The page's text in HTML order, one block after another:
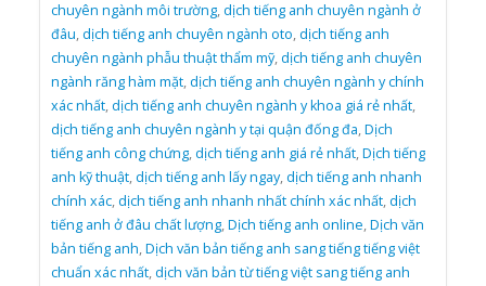
chuyên ngành môi trường,dịch tiếng anh chuyên ngành ở
đâu,dịch tiếng anh chuyên ngành oto,dịch tiếng anh
chuyên ngành phẫu thuật thẩm mỹ,dịch tiếng anh chuyên
ngành răng hàm mặt,dịch tiếng anh chuyên ngành y chính
xác nhất,dịch tiếng anh chuyên ngành y khoa giá rẻ nhất,
dịch tiếng anh chuyên ngành y tại quận đống đa,Dịch
tiếng anh công chứng,dịch tiếng anh giá rẻ nhất,Dịch tiếng
anh kỹ thuật,dịch tiếng anh lấy ngay,dịch tiếng anh nhanh
chính xác,dịch tiếng anh nhanh nhất chính xác nhất,dịch
tiếng anh ở đâu chất lượng,Dịch tiếng anh online,Dịch văn
bản tiếng anh,Dịch văn bản tiếng anh sang tiếng tiếng việt
chuẩn xác nhất,dịch văn bản từ tiếng việt sang tiếng anh